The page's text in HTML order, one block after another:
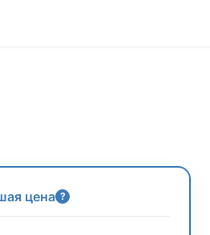
(сухие охладители)
цена ?